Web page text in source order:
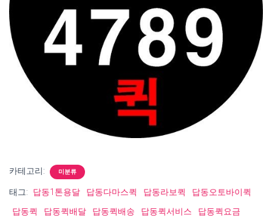
카테고리: 미분류
태그: 답동1톤용달 답동다마스퀵 답동라보퀵
답동오토바이퀵
답동퀵
답동퀵배달 답동퀵배송 답동퀵서비스
답동퀵요금